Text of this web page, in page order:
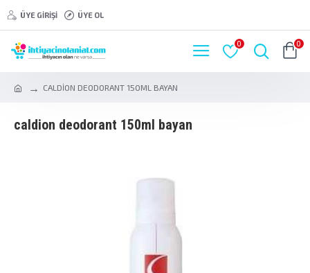
ÜYE GIRIŞI ÜYE OL
0 0
CALDİON DEODORANT 150ML BAYAN
caldi̇on deodorant 150ml bayan